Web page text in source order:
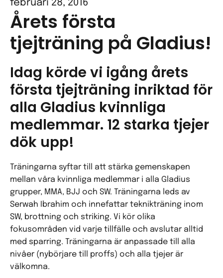
februari 28, 2016
Årets första
tjejträning på Gladius!
Idag körde vi igång årets
första tjejträning inriktad för
alla Gladius kvinnliga
medlemmar. 12 starka tjejer
dök upp!
Träningarna syftar till att stärka gemenskapen
mellan våra kvinnliga medlemmar i alla Gladius
grupper, MMA, BJJ och SW. Träningarna leds av
Serwah Ibrahim och innefattar teknikträning inom
SW, brottning och striking. Vi kör olika
fokusområden vid varje tillfälle och avslutar alltid
med sparring. Träningarna är anpassade till alla
nivåer (nybörjare till proffs) och alla tjejer är
välkomna.